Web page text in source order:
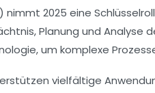
nimmt 2025 eine
Planung und Analyse
um komplexe
vielfältige